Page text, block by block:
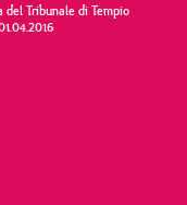
Tribunale di Tempio